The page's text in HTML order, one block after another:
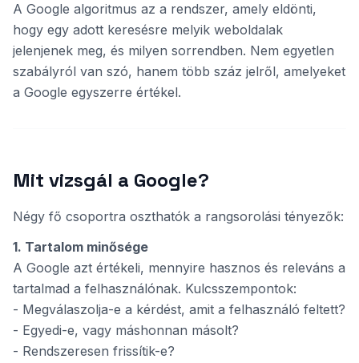
A Google algoritmus az a rendszer, amely eldönti,
hogy egy adott keresésre melyik weboldalak
jelenjenek meg, és milyen sorrendben. Nem egyetlen
szabályról van szó, hanem több száz jelről, amelyeket
a Google egyszerre értékel.
Mit vizsgál a Google?
Négy fő csoportra oszthatók a rangsorolási tényezők:
1. Tartalom minősége
A Google azt értékeli, mennyire hasznos és releváns a
tartalmad a felhasználónak. Kulcsszempontok:
- Megválaszolja-e a kérdést, amit a felhasználó feltett?
- Egyedi-e, vagy máshonnan másolt?
- Rendszeresen frissítik-e?